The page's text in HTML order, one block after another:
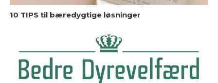
10 TIPS til bæredygtige løsninger